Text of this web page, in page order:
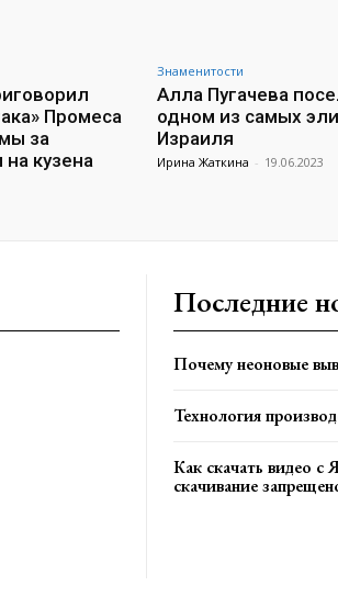
Промеса
за
кузена
Знаменитости
Алла Пугачева
одном из самых
Израиля
Ирина Жаткина - 19.06.2023
Последние
Почему неоновые
Технология
Как скачать видео с
скачивание